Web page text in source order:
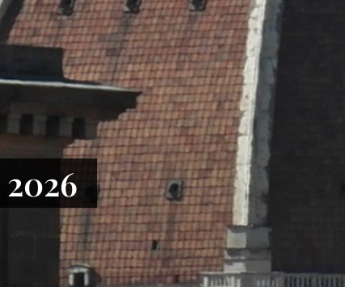
centrale
Gianni Bono